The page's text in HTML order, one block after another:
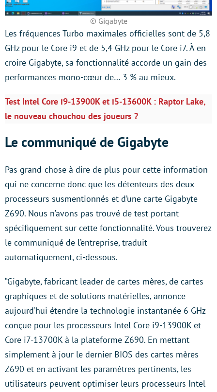
© Gigabyte
Les fréquences Turbo maximales officielles sont de 5,8
GHz pour le Core i9 et de 5,4 GHz pour le Core i7. À en
croire Gigabyte, sa fonctionnalité accorde un gain des
performances mono-cœur de… 3 % au mieux.
Test Intel Core i9-13900K et i5-13600K : Raptor Lake,
le nouveau chouchou des joueurs ?
Le communiqué de Gigabyte
Pas grand-chose à dire de plus pour cette information
qui ne concerne donc que les détenteurs des deux
processeurs susmentionnés et d’une carte Gigabyte
Z690. Nous n’avons pas trouvé de test portant
spécifiquement sur cette fonctionnalité. Vous trouverez
le communiqué de l’entreprise, traduit
automatiquement, ci-dessous.
“Gigabyte, fabricant leader de cartes mères, de cartes
graphiques et de solutions matérielles, annonce
aujourd’hui étendre la technologie instantanée 6 GHz
conçue pour les processeurs Intel Core i9-13900K et
Core i7-13700K à la plateforme Z690. En mettant
simplement à jour le dernier BIOS des cartes mères
Z690 et en activant les paramètres pertinents, les
utilisateurs peuvent optimiser leurs processeurs Intel